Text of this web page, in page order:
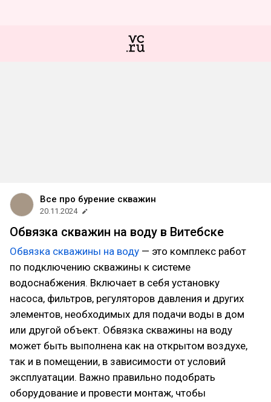
Все про бурение скважин
20.11.2024
Обвязка скважин на воду в Витебске
Обвязка скважины на воду — это комплекс работ
по подключению скважины к системе
водоснабжения. Включает в себя установку
насоса, фильтров, регуляторов давления и других
элементов, необходимых для подачи воды в дом
или другой объект. Обвязка скважины на воду
может быть выполнена как на открытом воздухе,
так и в помещении, в зависимости от условий
эксплуатации. Важно правильно подобрать
оборудование и провести монтаж, чтобы